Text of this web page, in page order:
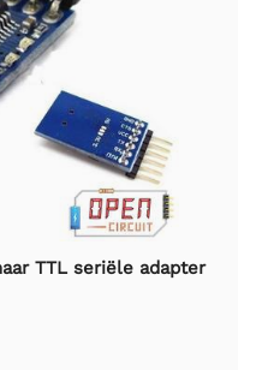
TTL seriële adapter